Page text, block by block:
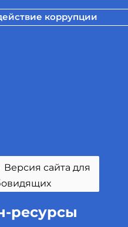
коррупции
сайта для
ресурсы